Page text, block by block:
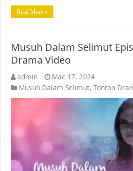
Read More »
Musuh Dalam Selimut
Drama Video
admin
Mac 17, 2024
Musuh Dalam Selimut,Tonton